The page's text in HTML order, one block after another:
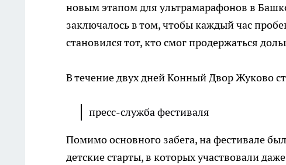
новым этапом для ультрамарафонов в
заключалось в том, чтобы каждый час
становился тот, кто смог продержаться
В течение двух дней Конный Двор Жуково
пресс-служба фестиваля
Помимо основного забега, на фестивале
детские старты, в которых участвовали